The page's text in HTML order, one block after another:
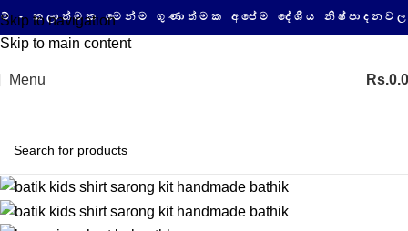
Skip to navigation
Skip to main content
මෙන්ම ගුණාත්මක අපේම දේශීය නිෂ්පාදනවල සයිබර්
Menu Rs.